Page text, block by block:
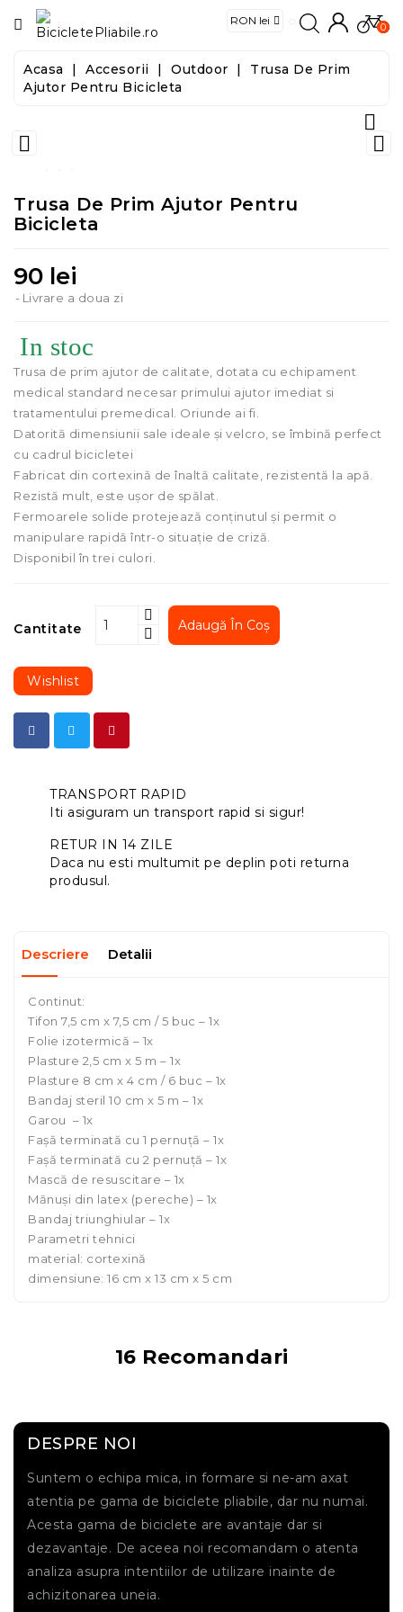
CATEGORIE
Biciclete
Biciclete
Trotinete
Accesorii
Food
&
Tools
0
Acasa Accesorii Outdoor
Trusa De Prim
Ajutor Pentru Bicicleta



Trusa De Prim Ajutor Pentru
Bicicleta
90 lei
Livrare a doua zi
In stoc
Trusa de prim ajutor de calitate, dotata cu echipament
medical standard necesar primului ajutor imediat si
tratamentului premedical. Oriunde ai fi.
Datorită dimensiunii sale ideale și velcro, se îmbină perfect
cu cadrul bicicletei
Fabricat din cortexină de înaltă calitate, rezistentă la apă.
Rezistă mult, este ușor de spălat.
Fermoarele solide protejează conținutul și permit o
manipulare rapidă într-o situație de criză.
Disponibil în trei culori.
Cantitate Adaugă În Coș
Wishlist
TRANSPORT RAPID
Iti asiguram un transport rapid si sigur!
RETUR IN 14 ZILE
Daca nu esti multumit pe deplin poti returna
produsul.
Descriere Detalii
Continut:
Tifon 7,5 cm x 7,5 cm / 5 buc – 1x
Folie izotermică – 1x
Plasture 2,5 cm x 5 m – 1x
Plasture 8 cm x 4 cm / 6 buc – 1x
Bandaj steril 10 cm x 5 m – 1x
Garou – 1x
Fașă terminată cu 1 pernuță – 1x
Fașă terminată cu 2 pernuță – 1x
Mască de resuscitare – 1x
Mănuși din latex (pereche) – 1x
Bandaj triunghiular – 1x
Parametri tehnici
material: cortexină
dimensiune: 16 cm x 13 cm x 5 cm
16 Recomandari
DESPRE NOI
Suntem o echipa mica, in formare si ne-am axat
atentia pe gama de biciclete pliabile, dar nu numai.
Acesta gama de biciclete are avantaje dar si
dezavantaje. De aceea noi recomandam o atenta
analiza asupra intentiilor de utilizare inainte de
achizitonarea uneia.